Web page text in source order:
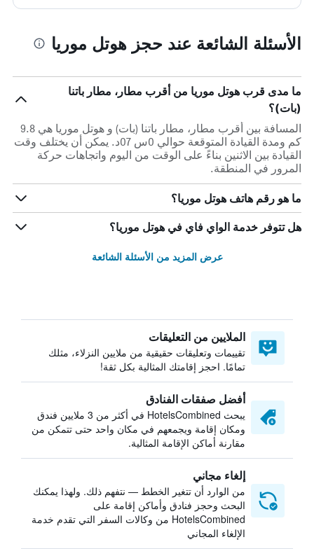
الأسئلة الشائعة عند حجز هوتل موريا
ما مدى قرب هوتل موريا من أقرب مطار، مطار باتنا
(بات)؟
المسافة بين أقرب مطار، مطار باتنا (بات) و هوتل موريا هي 9.8
كم ومدة القيادة المتوقعة حوالي 0س 07د. يمكن أن يختلف وقت
القيادة بين الاثنين بناءً على الوقت من اليوم واتجاهات حركة
المرور في المنطقة.
ما هو رقم هاتف هوتل موريا؟
هل تتوفر خدمة الواي فاي في هوتل موريا؟
عرض المزيد من الأسئلة الشائعة
الملايين من التعليقات
تقييمات وتعليقات حقيقية من ملايين النزلاء، مثلك
تمامًا. احجز إقامتك المثالية بكل ثقة!
أفضل صفقات الفنادق
يبحث HotelsCombined في أكثر من 3 ملايين فندق
ومكان إقامة ويجمعهم في مكان واحد حتى تتمكن من
مقارنة أماكن الإقامة المثالية.
إلغاء مجاني
من الوارد أن تتغير الخطط — نتفهم ذلك. ولهذا يمكنك
البحث وحجز فنادق وأماكن إقامة على
HotelsCombined من وكالات السفر التي تقدم خدمة
الإلغاء المجاني